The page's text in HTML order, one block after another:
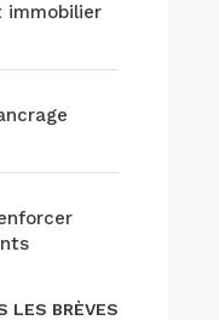
immobilier
LES BRÈVES